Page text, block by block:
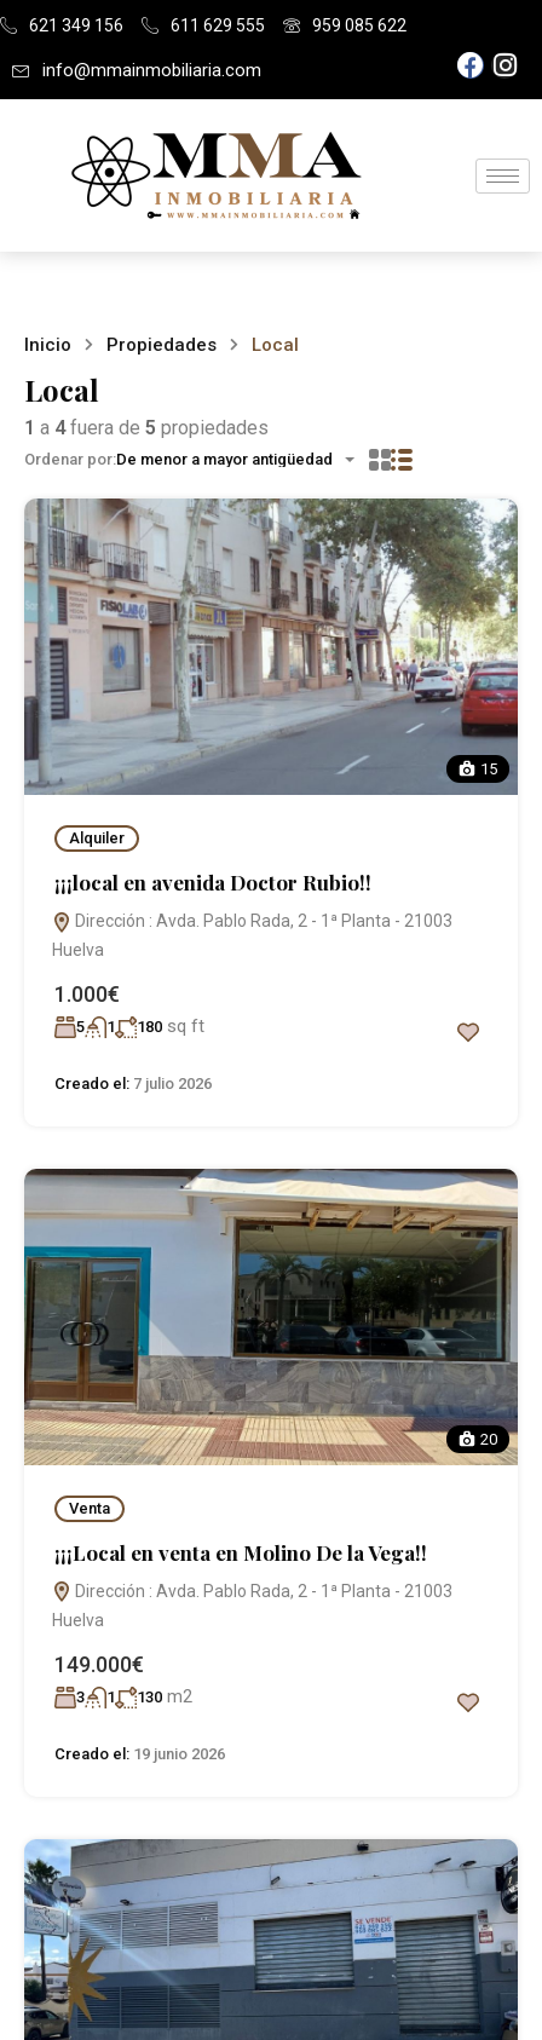
621 349 156 611 629 555 959 085 622
info@mmainmobiliaria.com
Inicio Propiedades Local
Local
1 a 4fuera de 5 propiedades
Ordenar por:De menor a mayor antigüedad
15
Alquiler
¡¡¡local en avenida Doctor Rubio!!
Dirección : Avda. Pablo Rada, 2 - 1ª Planta - 21003
Huelva
1.000€
5 1 180 sq ft
Creado el: 7 julio 2026
20
Venta
¡¡¡Local en venta en Molino De la Vega!!
Dirección : Avda. Pablo Rada, 2 - 1ª Planta - 21003
Huelva
149.000€
3 1 130 m2
Creado el: 19 junio 2026